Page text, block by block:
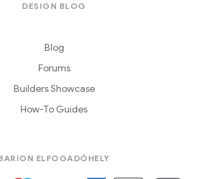
DESIGN BLOG
Blog
Forums
Builders Showcase
How-To Guides
ELFOGADÓHELY